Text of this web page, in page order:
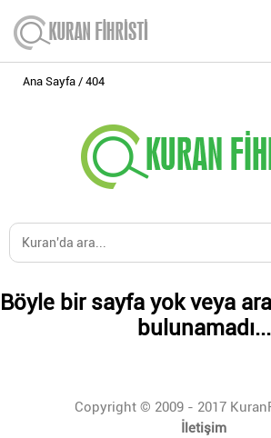
Ana Sayfa 404
Böyle bir sayfa yok veya
bulunamadı...
Copyright © 2009 - 2017
İletişim